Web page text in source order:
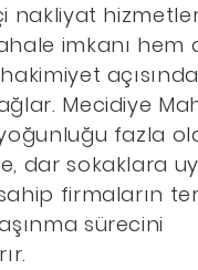
nakliyat
imkanı hem
Mecidiye
fazla
dar sokaklara
firmaların
sürecini